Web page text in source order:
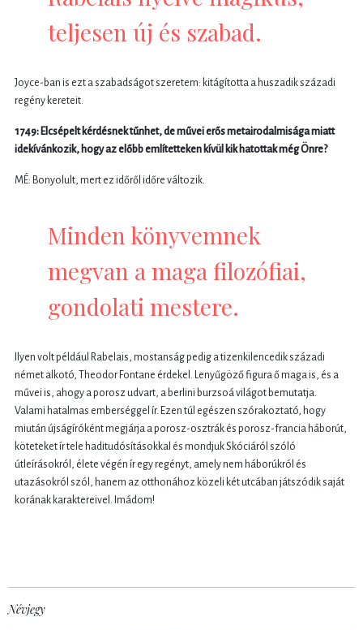
teljesen új és szabad.
Joyce-ban is ezt a szabadságot szeretem: kitágította a huszadik századi
regény kereteit.
1749: Elcsépelt kérdésnek tűnhet, de művei erős metairodalmisága miatt
idekívánkozik, hogy az előbb említetteken kívül kik hatottak még Önre?
MÉ: Bonyolult, mert ez időről időre változik.
Minden könyvemnek
megvan a maga filozófiai,
gondolati mestere.
Ilyen volt például Rabelais, mostanság pedig a tizenkilencedik századi
német alkotó, Theodor Fontane érdekel. Lenyűgöző figura ő maga is, és a
művei is, ahogy a porosz udvart, a berlini burzsoá világot bemutatja.
Valami hatalmas emberséggel ír. Ezen túl egészen szórakoztató, hogy
miután újságíróként megjárja a porosz-osztrák és porosz-francia háborút,
köteteket ír tele haditudósításokkal és mondjuk Skóciáról szóló
útleírásokról, élete végén ír egy regényt, amely nem háborúkról és
utazásokról szól, hanem az otthonához közeli két utcában játszódik saját
korának karaktereivel. Imádom!
Névjegy